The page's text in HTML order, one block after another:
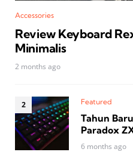
Accessories
Review Keyboard
Minimalis
2 months ago
Featured
Tahun
Paradox
6 months ago